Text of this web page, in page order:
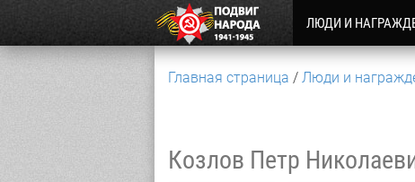
ЛЮДИ И
Главная страница Люди и
Козлов Петр